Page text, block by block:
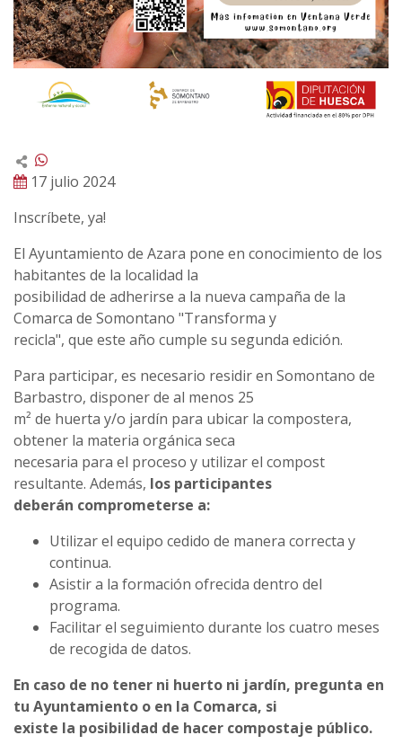
17 julio 2024
Inscríbete, ya!
El Ayuntamiento de Azara pone en conocimiento de los
habitantes de la localidad la
posibilidad de adherirse a la nueva campaña de la
Comarca de Somontano "Transforma y
recicla", que este año cumple su segunda edición.
Para participar, es necesario residir en Somontano de
Barbastro, disponer de al menos 25
m² de huerta y/o jardín para ubicar la compostera,
obtener la materia orgánica seca
necesaria para el proceso y utilizar el compost
resultante. Además, los participantes
deberán comprometerse a:
Utilizar el equipo cedido de manera correcta y
continua.
Asistir a la formación ofrecida dentro del
programa.
Facilitar el seguimiento durante los cuatro meses
de recogida de datos.
En caso de no tener ni huerto ni jardín, pregunta en
tu Ayuntamiento o en la Comarca, si
existe la posibilidad de hacer compostaje público.